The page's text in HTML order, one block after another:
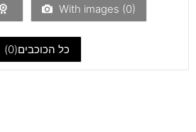
With images (0)
כל הכוכבים(0
)